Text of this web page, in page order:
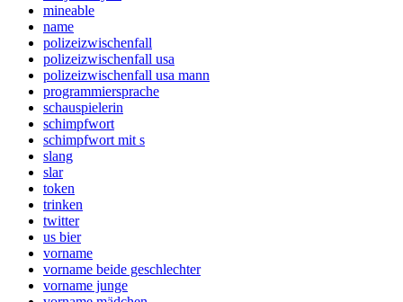
mineable
name
polizeizwischenfall
polizeizwischenfall usa
polizeizwischenfall usa mann
programmiersprache
schauspielerin
schimpfwort
schimpfwort mit s
slang
slar
token
trinken
twitter
us bier
vorname
vorname beide geschlechter
vorname junge